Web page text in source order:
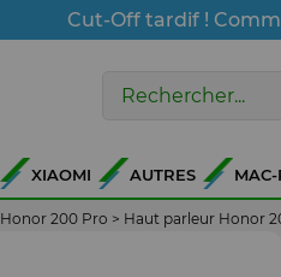
Cut-Off tardif !
XIAOMI AUTRES MAC-
Honor 200 Pro > Haut parleur Honor